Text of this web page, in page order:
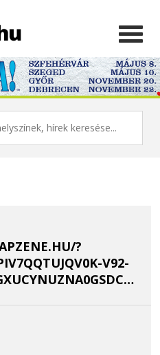
?
V92-
ULKKZHNKUFA56GXUCYNUZNA0GSDCYRXWQZHW